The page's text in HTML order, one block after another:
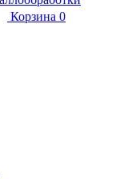
Корзина 0